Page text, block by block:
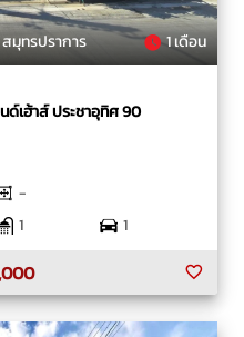
มุทรปราการ 1 เดือน
ด์เฮ้าส์ ประชาอุทิศ 90
-
1
1